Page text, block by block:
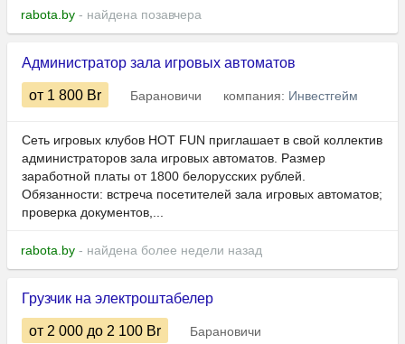
rabota.by - найдена позавчера
Администратор зала игровых автоматов
от 1 800 Br Барановичи компания: Инвестгейм
Сеть игровых клубов HOT FUN приглашает в свой коллектив
администраторов зала игровых автоматов. Размер
заработной платы от 1800 белорусских рублей.
Обязанности: встреча посетителей зала игровых автоматов;
проверка документов,...
rabota.by - найдена более недели назад
Грузчик на электроштабелер
от 2 000 до 2 100 Br
Барановичи